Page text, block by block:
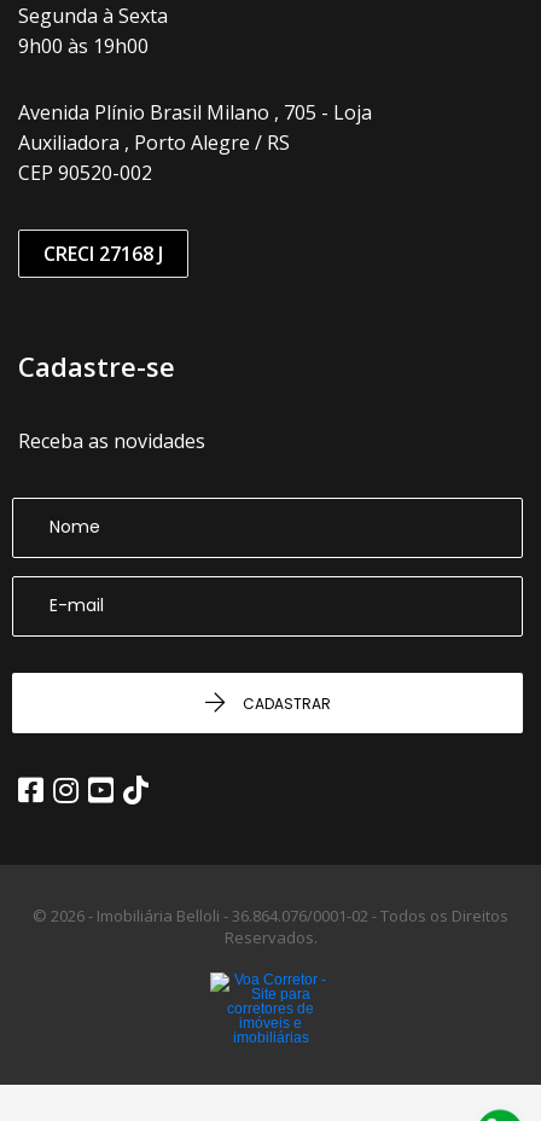
Segunda à Sexta
9h00 às 19h00
Avenida Plínio Brasil Milano , 705 - Loja
Auxiliadora , Porto Alegre / RS
CEP 90520-002
CRECI 27168 J
Cadastre-se
Receba as novidades
CADASTRAR
© 2026 - Imobiliária Belloli -36.864.076/0001-02 -Todos os Direitos
Reservados.